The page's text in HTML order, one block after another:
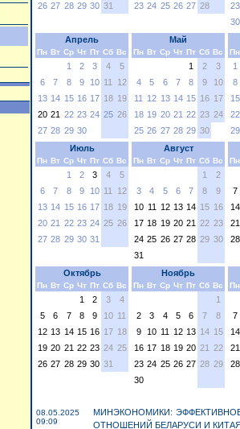
26 27 28 29 30 31
23 24 25 26 27 28
23
30
Апрель
Пн Вт Ср Чт Пт Сб Вс
1 2 3 4
5
6
7 8 9 10 11
12
13 14 15 16 17 18 19
20 21 22 23 24 25 26
27 28 29 30
Май
Пн Вт Ср Чт Пт Сб Вс
1 2
3
4
5 6 7 8 9
10
11
12 13 14 15 16 17
18 19 20 21 22 23 24
25 26 27 28 29 30
Пн
1
8
15
22
29
Июль
Пн Вт Ср Чт Пт Сб Вс
1 2 3 4
5
6
7 8 9 10 11
12
13 14 15 16 17 18 19
20 21 22 23 24 25 26
27 28 29 30 31
Август
Пн Вт Ср Чт Пт Сб Вс
1
2
3
4 5 6 7 8
9
10 11 12 13 14 15 16
17 18 19 20 21 22 23
24 25 26 27 28 29 30
31
Пн
7
14
21
28
Октябрь
Пн Вт Ср Чт Пт Сб Вс
1 2 3
4
5
6 7 8 9 10 11
12 13 14 15 16 17 18
19 20 21 22 23 24 25
26 27 28 29 30 31
Ноябрь
Пн Вт Ср Чт Пт Сб Вс
1
2
3 4 5 6 7
8
9
10 11 12 13 14 15
16 17 18 19 20 21 22
23 24 25 26 27 28 29
30
Пн
7
14
21
28
08.05.2025
09:09
МИНЭКОНОМИКИ:
ОТНОШЕНИЙ БЕЛАРУСИ И